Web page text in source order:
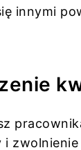
innymi
i